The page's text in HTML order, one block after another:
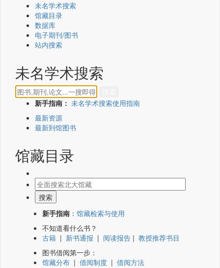
未名学术搜索
馆藏目录
数据库
电子期刊/图书
站内搜索
未名学术搜索
新手指南： 未名学术搜索使用指南
最新资源
最新到馆图书
馆藏目录
新手指南 ： 馆藏检索与使用
不知道看什么书？
古籍 | 新书通报 | 阅读报告 | 教授推荐书目
图书借阅第一步：
馆藏分布 | 借阅制度 | 借阅方法